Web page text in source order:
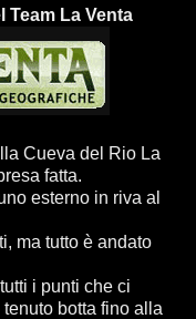
Team La Venta
Cueva del Rio La
fatta.
esterno in riva al
ma tutto è andato
i punti che ci
botta fino alla